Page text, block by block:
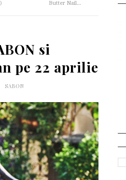
Butter Nail...
si
pe 22 aprilie
SABON